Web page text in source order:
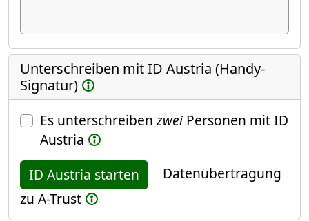
Unterschreiben mit ID Austria (Handy-
Signatur)
Es unterschreibenzweiPersonen mit ID
Austria
ID Austria starten
Datenübertragung
zu A-Trust